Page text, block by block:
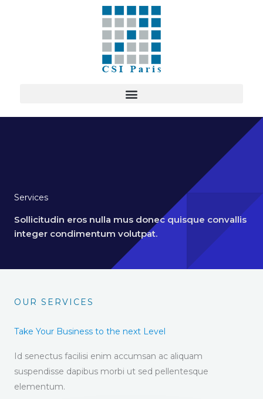
Services
Sollicitudin eros nulla mus donec quisque convallis
integer condimentum volutpat.
OUR SERVICES
Take Your Business to the next Level
Id senectus facilisi enim accumsan ac aliquam
suspendisse dapibus morbi ut sed pellentesque
elementum.